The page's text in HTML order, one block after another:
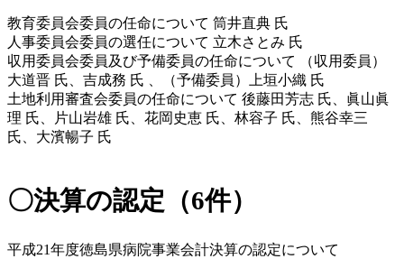
教育委員会委員の任命について 筒井直典 氏
人事委員会委員の選任について 立木さとみ 氏
収用委員会委員及び予備委員の任命について （収用委員）
大道晋 氏、吉成務 氏 、（予備委員）上垣小織 氏
土地利用審査会委員の任命について 後藤田芳志 氏、眞山眞
理 氏、片山岩雄 氏、花岡史恵 氏、林容子 氏、熊谷幸三
氏、大濱暢子 氏
〇決算の認定（6件）
平成21年度徳島県病院事業会計決算の認定について